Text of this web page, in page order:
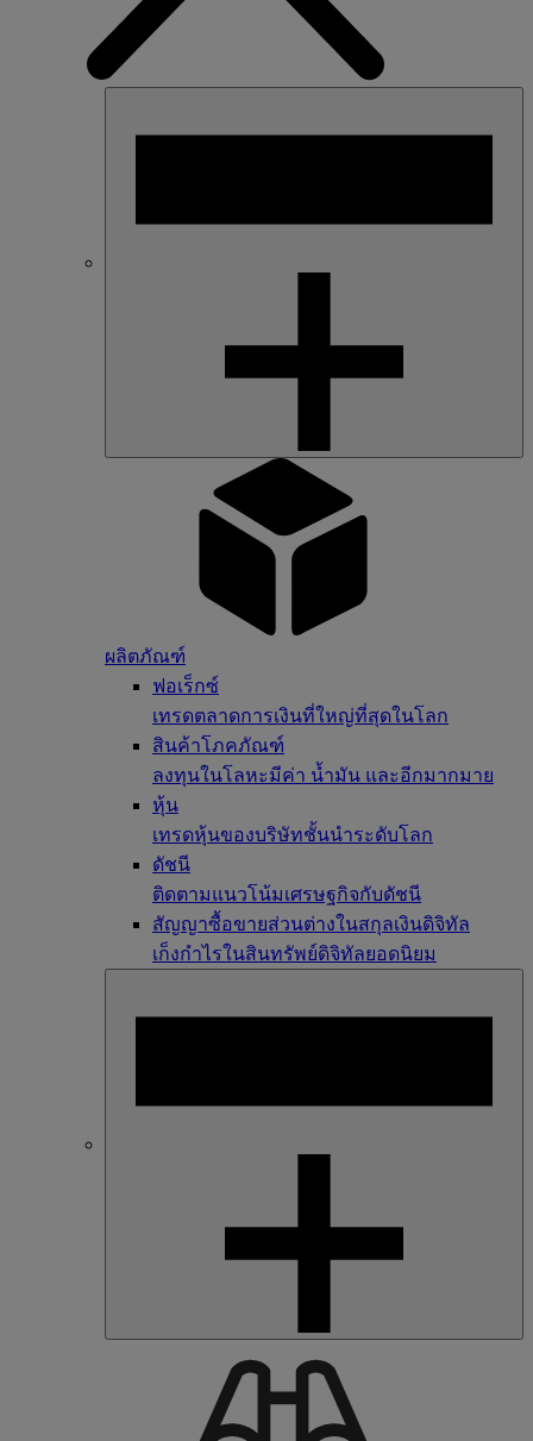
ผลิตภัณฑ์
ฟอเร็กซ์
เทรดตลาดการเงินที่ใหญ่ที่สุดในโลก
สินค้าโภคภัณฑ์
ลงทุนในโลหะมีค่า น้ำมัน และอีกมากมาย
หุ้น
เทรดหุ้นของบริษัทชั้นนำระดับโลก
ดัชนี
ติดตามแนวโน้มเศรษฐกิจกับดัชนี
สัญญาซื้อขายส่วนต่างในสกุลเงินดิจิทัล
เก็งกำไรในสินทรัพย์ดิจิทัลยอดนิยม